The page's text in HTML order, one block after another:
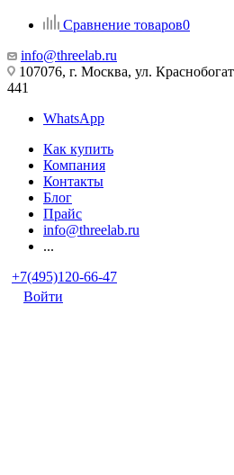
Сравнение товаров0
info@threelab.ru
107076, г. Москва, ул.
441
WhatsApp
Как купить
Компания
Контакты
Блог
Прайс
info@threelab.ru
...
+7(495)120-66-47
Войти